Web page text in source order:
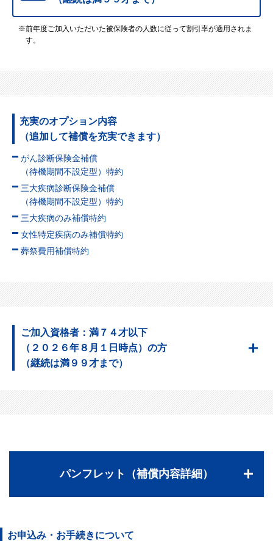
※前年度ご加入いただいた被保険者の人数に従って割引率が適用されま
す。
充実のオプション内容
（追加して補償を充実できます）
がん診断保険金補償
（待機期間不設定型）特約
三大疾病診断保険金補償
（待機期間不設定型）特約
三大疾病のみ補償特約
女性特定疾病のみ補償特約
葬祭費用補償特約
ご加入資格者：満７４才以下
（２０２６年８月１日時点）の方
（継続は満９９才まで）
パンフレット（補償内容詳細）
お申込み・お手続きについて